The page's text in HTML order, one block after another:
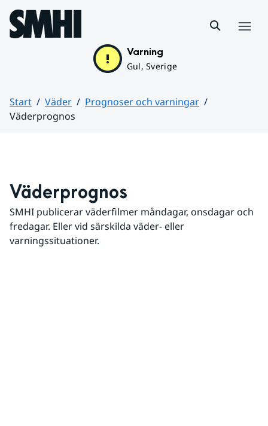
Hoppa till sidans innehåll
Varning
Gul, Sverige
Start Väder
Prognoser och varningar
Väderprognos
Väderprognos
SMHI publicerar väderfilmer måndagar, onsdagar och
fredagar. Eller vid särskilda väder- eller
varningssituationer.